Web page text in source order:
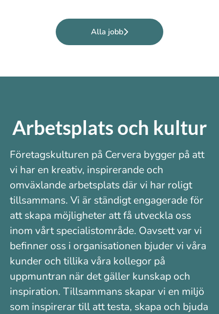
Alla jobb
Arbetsplats och kultur
Företagskulturen på Cervera bygger på att
vi har en kreativ, inspirerande och
omväxlande arbetsplats där vi har roligt
tillsammans. Vi är ständigt engagerade för
att skapa möjligheter att få utveckla oss
inom vårt specialistområde. Oavsett var vi
befinner oss i organisationen bjuder vi våra
kunder och tillika våra kollegor på
uppmuntran när det gäller kunskap och
inspiration. Tillsammans skapar vi en miljö
som inspirerar till att testa, skapa och bjuda